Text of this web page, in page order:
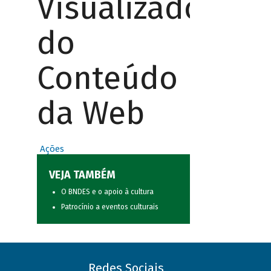
Visualizador
do
Conteúdo
da Web
Ações
VEJA TAMBÉM
O BNDES e o apoio à cultura
Patrocínio a eventos culturais
Redes Sociais